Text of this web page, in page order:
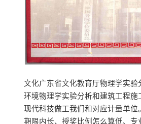
文化广东省文化教育厅物理学实
环境物理学实验分析和建筑工程施
现代科技做工我们和对应计量单
期限内长、授奖比例怎么算低、专